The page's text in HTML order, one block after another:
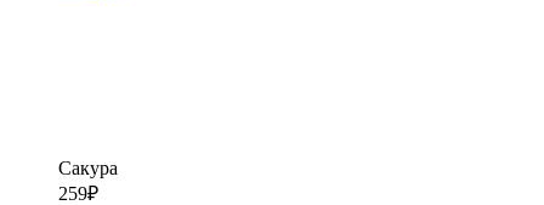
Сакура
259₽